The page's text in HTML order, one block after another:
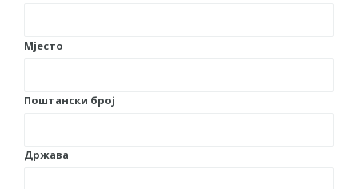
Мјесто
Поштански број
Држава